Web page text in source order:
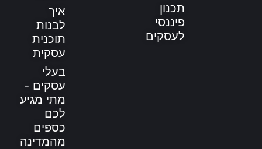
תכנון
פיננסי
לעסקים
איך
לבנות
תוכנית
עסקית
בעלי
עסקים -
מתי מגיע
לכם
כספים
מהמדינה